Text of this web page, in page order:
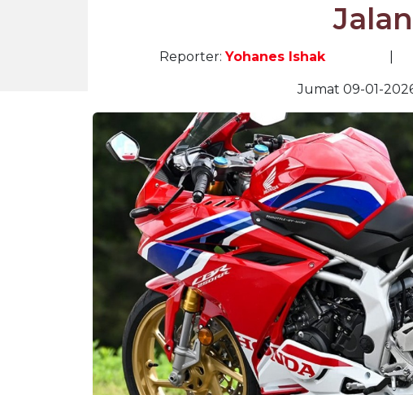
Reporter:Yohanes Ishak
Jumat 09-01-